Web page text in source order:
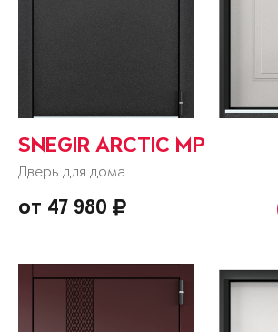
SNEGIR ARCTIC MP
Дверь для дома
от 47 980